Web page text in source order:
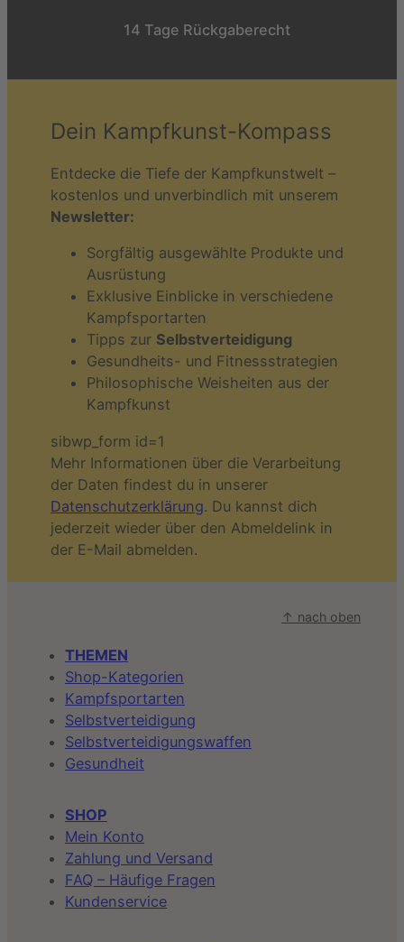
14 Tage Rückgaberecht
Dein Kampfkunst-Kompass
Entdecke die Tiefe der Kampfkunstwelt –
kostenlos und unverbindlich mit unserem
Newsletter:
Sorgfältig ausgewählte Produkte und
Ausrüstung
Exklusive Einblicke in verschiedene
Kampfsportarten
Tipps zur Selbstverteidigung
Gesundheits- und Fitnessstrategien
Philosophische Weisheiten aus der
Kampfkunst
sibwp_form id=1
Mehr Informationen über die Verarbeitung
der Daten findest du in unserer
Datenschutzerklärung. Du kannst dich
jederzeit wieder über den Abmeldelink in
der E-Mail abmelden.
↑ nach oben
THEMEN
Shop-Kategorien
Kampfsportarten
Selbstverteidigung
Selbstverteidigungswaffen
Gesundheit
SHOP
Mein Konto
Zahlung und Versand
FAQ – Häufige Fragen
Kundenservice